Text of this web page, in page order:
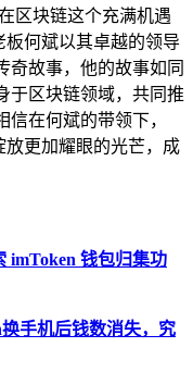
区块链这个充满机遇
板何斌以其卓越的领导
奇故事，他的故事如同
于区块链领域，共同推
在何斌的带领下，
放更加耀眼的光芒，成
imToken 钱包归集功
手机后钱数消失，究